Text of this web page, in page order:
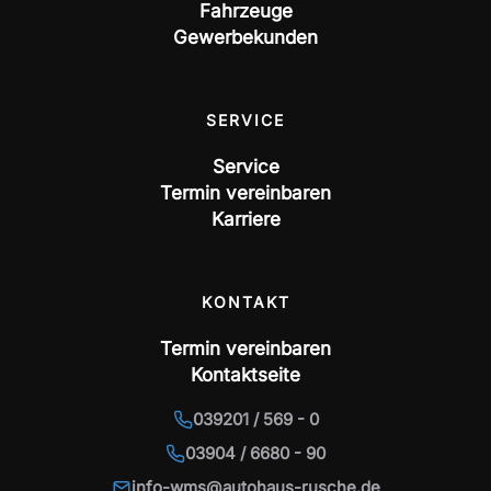
Fahrzeuge
Gewerbekunden
SERVICE
Service
Termin vereinbaren
Karriere
KONTAKT
Termin vereinbaren
Kontaktseite
039201 / 569 - 0
03904 / 6680 - 90